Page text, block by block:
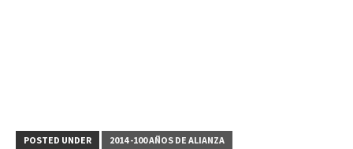
POSTED UNDER 2014 -100 AÑOS DE ALIANZA